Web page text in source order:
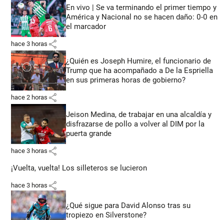
En vivo | Se va terminando el primer tiempo y
América y Nacional no se hacen daño: 0-0 en
el marcador
hace 3 horas share
¿Quién es Joseph Humire, el funcionario de
Trump que ha acompañado a De la Espriella
en sus primeras horas de gobierno?
hace 2 horas share
Jeison Medina, de trabajar en una alcaldía y
disfrazarse de pollo a volver al DIM por la
puerta grande
hace 3 horas share
¡Vuelta, vuelta! Los silleteros se lucieron
hace 3 horas share
¿Qué sigue para David Alonso tras su
tropiezo en Silverstone?